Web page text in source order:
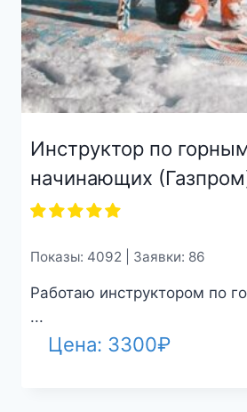
Инструктор по
начинающих
Показы: 4092 | Заявки: 86
Работаю инструктором по
...
Цена: 3300₽